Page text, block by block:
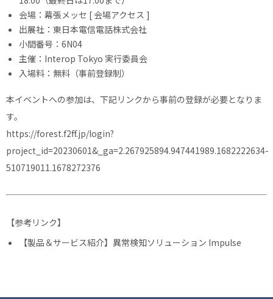
会場：幕張メッセ [ 会場アクセス ]
出展社：東日本電信電話株式会社
小間番号：6N04
主催：Interop Tokyo 実行委員会
入場料：無料（事前登録制）
本イベントへの参加は、下記リンクから事前の登録が必要となりま
す。
https://forest.f2ff.jp/login?
project_id=20230601&_ga=2.267925894.947441989.1682222634-
510719011.1678272376
【参考リンク】
【製品＆サービス紹介】異常検知ソリューション Impulse